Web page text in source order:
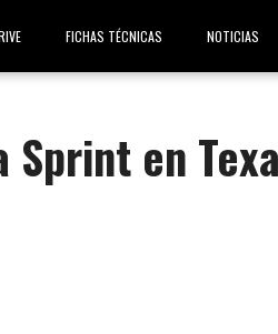
FICHAS TÉCNICAS NOTICIAS
en